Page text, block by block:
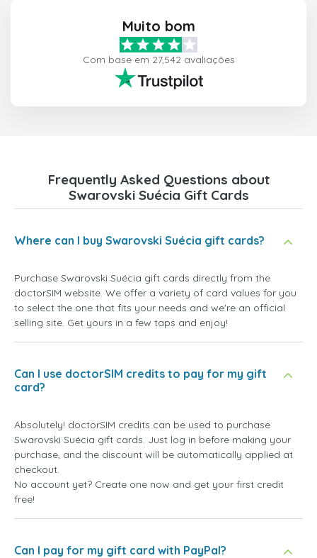
Muito bom
Com base em 27,542 avaliações
Frequently Asked Questions about
Swarovski Suécia Gift Cards
Where can I buy Swarovski Suécia gift cards?
Purchase Swarovski Suécia gift cards directly from the
doctorSIM website. We offer a variety of card values for you
to select the one that fits your needs and we're an official
selling site. Get yours in a few taps and enjoy!
Can I use doctorSIM credits to pay for my gift
card?
Absolutely! doctorSIM credits can be used to purchase
Swarovski Suécia gift cards. Just log in before making your
purchase, and the discount will be automatically applied at
checkout.
No account yet? Create one now and get your first credit
free!
Can I pay for my gift card with PayPal?